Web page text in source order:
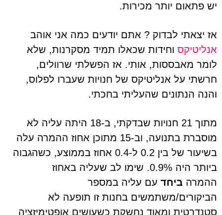
יש פתאום יותר מכירות.
אז יצאתי לבדוק ? אתם יודעים כמה אני אוהב
אנליטיקסוחידות שכאלו תמיד מסקרנות, שלא
לומר מאבססות, אותי. אז הפשלתי שרוולים,
חרשתי על אנליטיקס של חנויות שעברו לפלוס,
והנה הנתונים שהעליתי בחכתי.
מתוך 21 חנויות שבדקתי, ב-18 היתה עליה לא
מוסברת בתנועה, וב-15 מתוכן אחוז ההמרה עלה
בשיעור של בין 0.2 ל-0.4 אחוז בממוצע, כשהגבוה
ביותר היה 0.9%. שימו לב שעליה באחוז
ההמרה ביחדעם עליה במספר
הביקורים/משתמשים בחנות זו תופעה לא
סטנדרטית ומאוד נחשקת כשעושים אופטימיזציה